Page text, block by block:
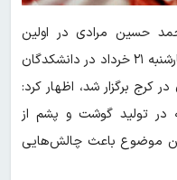
حسین مرادی در اولین
همایش ملی دام سبک ایران که روز چهارشنبه ۲۱ خرداد در دانشکدگان
کرج برگزار شد، اظهار کرد:
در تولید گوشت و پشم از
این موضوع باعث چالش‌هایی